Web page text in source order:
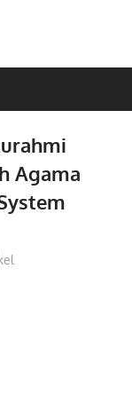
Agama